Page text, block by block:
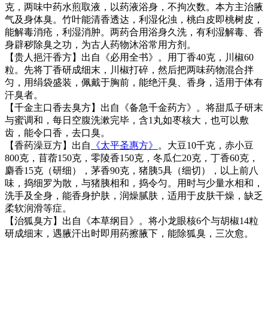
克，两味中药水煎取液，以药液浴身，不拘次数。本方主治腋
气及身体臭。竹叶能清香透达，利湿化浊，桃白皮即桃树皮，
能解毒消疮，利湿消肿。两药合用浴身久洗，有利湿解毒、香
身辟秽除臭之功，为古人药物沐浴常用方剂。
【贵人挹汗香方】出自《必用全书》。用丁香40克，川椒60
粒。先将丁香研成细末，川椒打碎，然后把两味药物混合拌
匀，用绢袋盛装，佩戴于胸前，能绝汗臭、香身，适用于体有
汗臭者。
【千金主口香去臭方】出自《备急千金药方》。将甜瓜子研末
与蜜调和，每日空腹洗漱完毕，含1丸如枣核大，也可以敷
齿，能令口香，去口臭。
【香药澡豆方】出自
《太平圣惠方》
。大豆10千克，赤小豆
800克，苜蓿150克，零陵香150克，冬瓜仁20克，丁香60克，
麝香15克（研细），茅香90克，猪胰5具（细切），以上前八
味，捣细罗为散，与猪胰相和，捣令匀。用时与少量水相和，
洗手及全身，能香身护肤，润燥腻肤，适用于皮肤干燥，缺乏
柔软润滑等症。
【治狐臭方】出自《本草纲目》。将小龙眼核6个与胡椒14粒
研成细末，遇腋汗出时即用药擦腋下，能除狐臭，三次愈。